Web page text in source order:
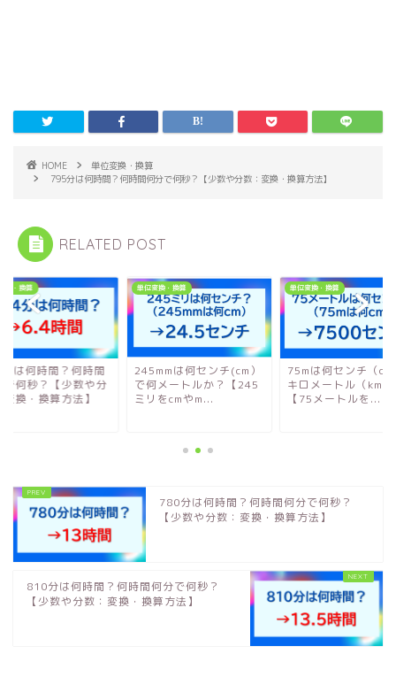
HOME
単位変換・換算
795分は何時間？何時間何分で何秒？【少数や分数：変換・換算方法】
RELATED POST
換・換算
は何時間？何時間
で何秒？【少数や分
換・換算方法】
単位変換・換算
245mmは何センチ(cm）
で何メートルか？【245
ミリをcmやm...
単位変換・換算
75mは何センチ（cm
キロメートル（km
【75メートルを...
780分は何時間？何時間何分で何秒？
【少数や分数：変換・換算方法】
810分は何時間？何時間何分で何秒？
【少数や分数：変換・換算方法】